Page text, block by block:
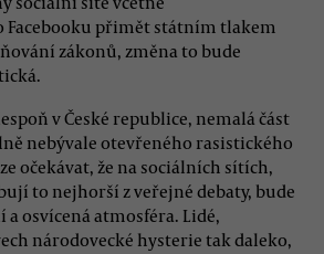
Facebooku přimět státním tlakem
zákonů, změna to bude
v České republice, nemalá část
nebývale otevřeného rasistického
očekávat, že na sociálních sítích,
to nejhorší z veřejné debaty, bude
osvícená atmosféra. Lidé,
národovecké hysterie tak daleko,